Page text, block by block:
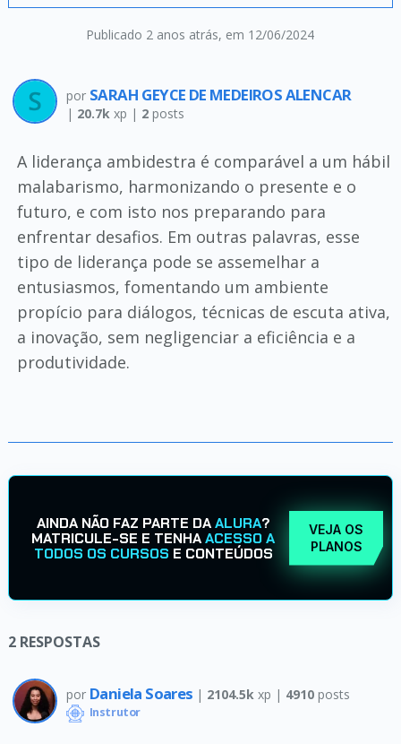
Publicado 2 anos atrás, em 12/06/2024
por SARAH GEYCE DE MEDEIROS ALENCAR
| 20.7kxp | 2posts
A liderança ambidestra é comparável a um hábil
malabarismo, harmonizando o presente e o
futuro, e com isto nos preparando para
enfrentar desafios. Em outras palavras, esse
tipo de liderança pode se assemelhar a
entusiasmos, fomentando um ambiente
propício para diálogos, técnicas de escuta ativa,
a inovação, sem negligenciar a eficiência e a
produtividade.
AINDA NÃO FAZ PARTE DAALURA?
MATRICULE-SE E TENHAACESSO A
TODOS OS CURSOS E CONTEÚDOS
VEJA OS
PLANOS
2 RESPOSTAS
por Daniela Soares | 2104.5k xp | 4910posts
Instrutor